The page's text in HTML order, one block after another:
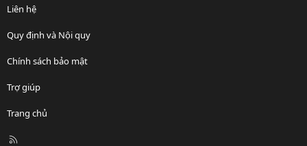
Liên hệ
Quy định và Nội quy
Chính sách bảo mật
Trợ giúp
Trang chủ
R